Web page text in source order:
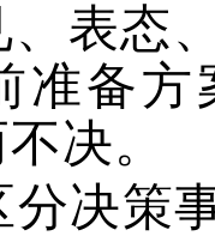
表态
准备
决。
分决策